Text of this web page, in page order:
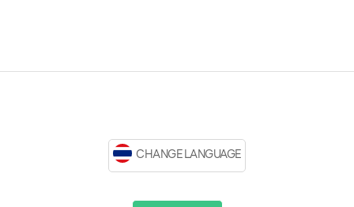
CHANGE LANGUAGE